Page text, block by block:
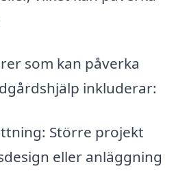
som kan påverka
inkluderar:
Större projekt
eller anläggning